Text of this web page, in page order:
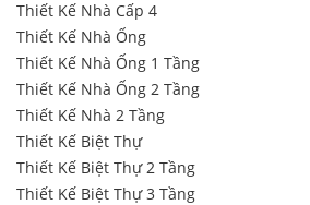
Thiết Kế Nhà Cấp 4
Thiết Kế Nhà Ống
Thiết Kế Nhà Ống 1 Tầng
Thiết Kế Nhà Ống 2 Tầng
Thiết Kế Nhà 2 Tầng
Thiết Kế Biệt Thự
Thiết Kế Biệt Thự 2 Tầng
Thiết Kế Biệt Thự 3 Tầng